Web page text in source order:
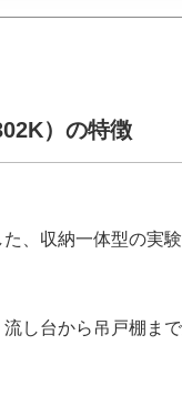
）の特徴
、収納一体型の実験
し台から吊戸棚ま